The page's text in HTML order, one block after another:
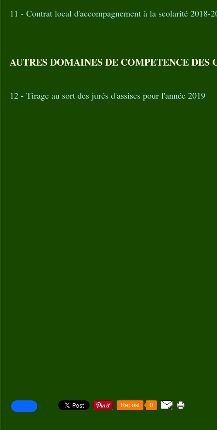
11 - Contrat local d'accompagnement à la scolarité 2018-
AUTRES DOMAINES DE COMPETENCE DES
12 - Tirage au sort des jurés d'assises pour l'année 2019
Repost 0